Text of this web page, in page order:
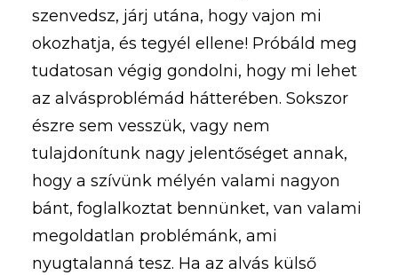
szenvedsz, járj utána, hogy vajon mi
okozhatja, és tegyél ellene! Próbáld meg
tudatosan végig gondolni, hogy mi lehet
az alvásproblémád hátterében. Sokszor
észre sem vesszük, vagy nem
tulajdonítunk nagy jelentőséget annak,
hogy a szívünk mélyén valami nagyon
bánt, foglalkoztat bennünket, van valami
megoldatlan problémánk, ami
nyugtalanná tesz. Ha az alvás külső